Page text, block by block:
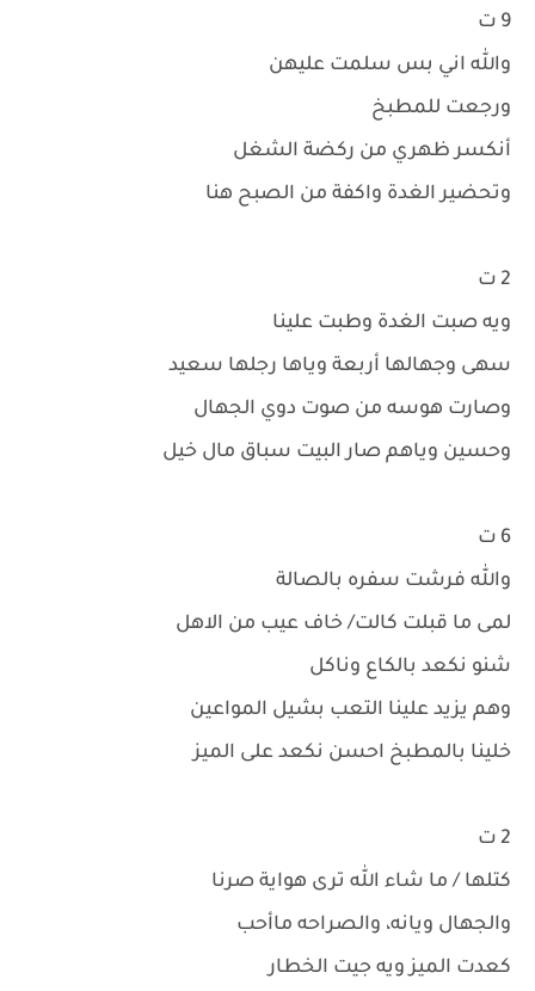
9 ت
والله اني بس سلمت عليهن
ورجعت للمطبخ
أنكسر ظهري من ركضة الشغل
وتحضير الغدة واكفة من الصبح هنا
2 ت
ويه صبت الغدة وطبت علينا
سهى وجهالها أربعة وياها رجلها سعيد
وصارت هوسه من صوت دوي الجهال
وحسين وياهم صار البيت سباق مال خيل
6 ت
والله فرشت سفره بالصالة
لمى ما قبلت كالت/ خاف عيب من الاهل
شنو نكعد بالكاع وناكل
وهم يزيد علينا التعب بشيل المواعين
خلينا بالمطبخ احسن نكعد على الميز
2 ت
كتلها / ما شاء الله ترى هواية صرنا
والجهال ويانه، والصراحه ماأحب
كعدت الميز ويه جيت الخطار